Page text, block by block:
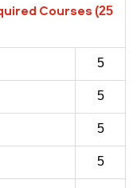
Courses (25
5
5
5
5